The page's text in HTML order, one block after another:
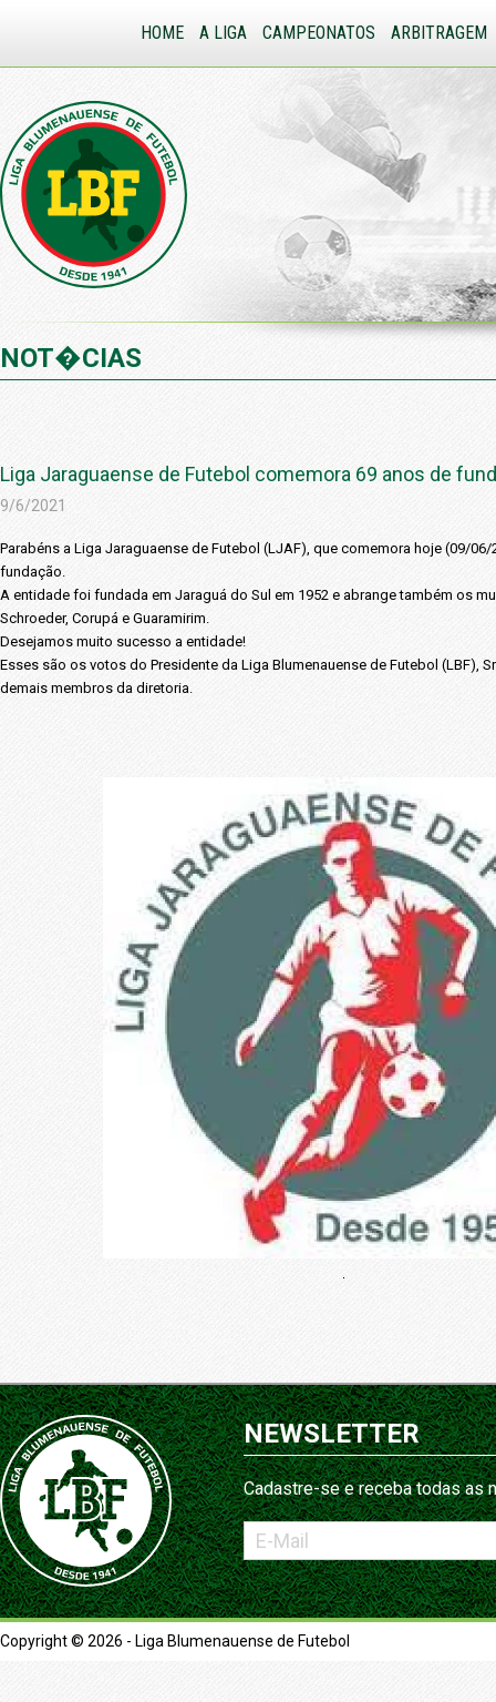
HOME A LIGA CAMPEONATOS ARBITRAGEM
NOT�CIAS
Liga Jaraguaense de Futebol comemora 69 anos de
9/6/2021
Parabéns a Liga Jaraguaense de Futebol (LJAF), que comemora hoje (09/
fundação.
A entidade foi fundada em Jaraguá do Sul em 1952 e abrange também os
Schroeder, Corupá e Guaramirim.
Desejamos muito sucesso a entidade!
Esses são os votos do Presidente da Liga Blumenauense de Futebol (LBF),
demais membros da diretoria.
NEWSLETTER
Cadastre-se e receba todas as
Copyright © 2026 - Liga Blumenauense de Futebol